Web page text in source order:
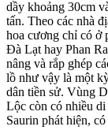
dầy khoảng 30cm
tấn. Theo các nhà
hoa cương chỉ có ở
Đà Lạt hay Phan
nâng và rắp ghép
lồ như vậy là một
dân tiền sử. Vùng
Lộc còn có nhiều
Saurin phát hiện,